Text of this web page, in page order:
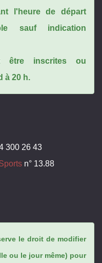
l'heure de départ
sauf indication
être inscrites ou
à 20 h.
300 26 43
n° 13.88
le droit de modifier
ou le jour même) pour